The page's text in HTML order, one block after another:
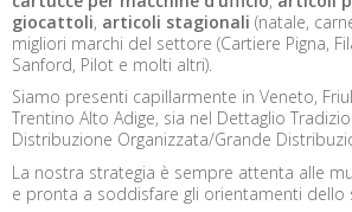
giocattoli, articoli stagionali (natale,
migliori marchi del settore (Cartiere Pigna,
Sanford, Pilot e molti altri).
Siamo presenti capillarmente in Veneto,
Trentino Alto Adige, sia nel Dettaglio
Distribuzione Organizzata/Grande
La nostra strategia è sempre attenta alle
e pronta a soddisfare gli orientamenti dello